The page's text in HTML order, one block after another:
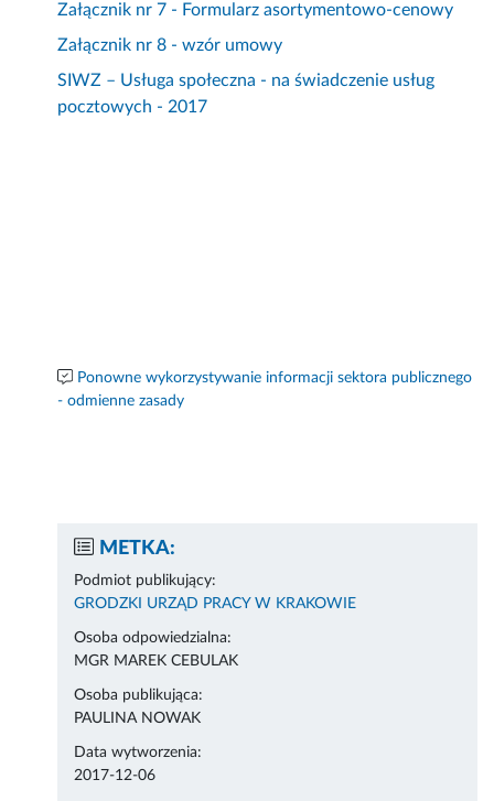
Załącznik nr 7 - Formularz asortymentowo-cenowy
Załącznik nr 8 - wzór umowy
SIWZ – Usługa społeczna - na świadczenie usług
pocztowych - 2017
Ponowne wykorzystywanie informacji sektora publicznego
- odmienne zasady
METKA:
Podmiot publikujący:
GRODZKI URZĄD PRACY W KRAKOWIE
Osoba odpowiedzialna:
MGR MAREK CEBULAK
Osoba publikująca:
PAULINA NOWAK
Data wytworzenia:
2017-12-06